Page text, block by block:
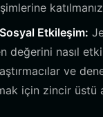
Etkileşim:
değerini nasıl
ve
için zincir üstü